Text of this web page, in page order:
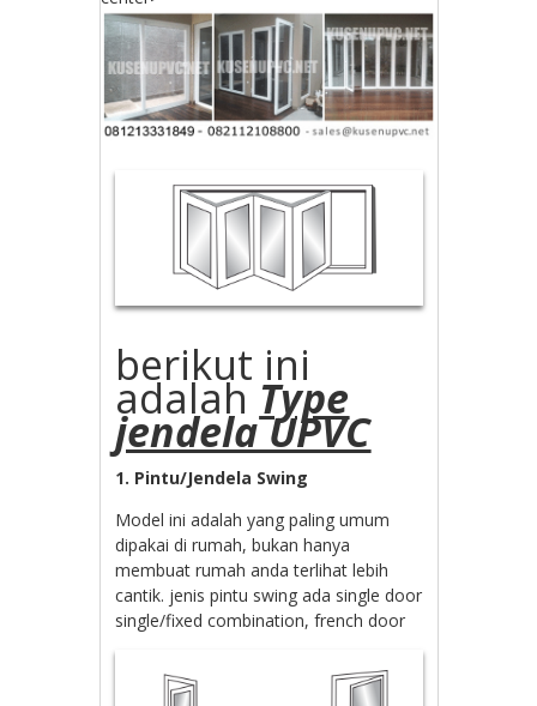
berikut ini
adalahType
jendela UPVC
1. Pintu/Jendela Swing
Model ini adalah yang paling umum
dipakai di rumah, bukan hanya
membuat rumah anda terlihat lebih
cantik. jenis pintu swing ada single door
single/fixed combination, french door